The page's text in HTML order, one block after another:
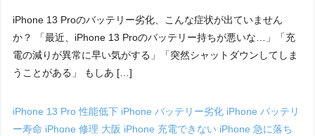
iPhone 13 Proのバッテリー劣化、こんな症状が出ていません
か？ 「最近、iPhone 13 Proのバッテリー持ちが悪いな…」「充
電の減りが異常に早い気がする」「突然シャットダウンしてしま
うことがある」 もしあ […]
iPhone 13 Pro 性能低下 iPhone バッテリー劣化 iPhone バッテリ
ー寿命 iPhone 修理 大阪 iPhone 充電できない iPhone 急に落ち